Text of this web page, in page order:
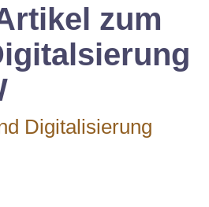
zum
Digitalisierung